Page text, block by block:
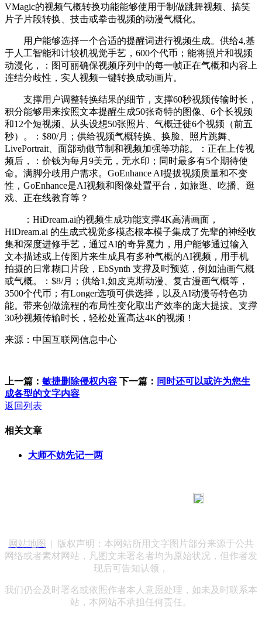
VMagic的视频气概转换功能能够使用于制做跳舞视频、搞笑
片子片段转换、技击或拳击视频的动漫气概化。
用户能够选择一个合适的提醒词进行视频生成。供给4,基
于人工智能和计较机视觉手艺，600个代币；能将照片和视频
动漫化，：图可丽确保视频序列中的每一帧正在气概和内容上
连结分歧性，实人视频一键转换成动画片。
支撑用户调整转换结果的细节，支撑60秒视频传输时长，
积分能够用来按照文本提醒生成50张奇特的图像、6个长视频
和12个短视频、从头设想50张照片、气概迁徙6个视频（前五
秒）。：$80/月；供给视频气概转换、换脸、照片跳舞、
LivePortrait、面部动做节制和视频加强等功能。：正在上传视
频后，：价钱为每月9美元，无水印；同时最多有5个期待使
命。满脚分歧用户需求。GoEnhance AI提拔视频质量和不变
性，GoEnhance是AI视频和图像处置平台，如旅逛、吃播、逛
戏、正在线教育等？
：HiDream.ai的视频生成功能支撑4K高清画面，
HiDream.ai 的生成式视觉多模态根本模子集成了先辈的神经收
集和深度进修手艺，通过AI的奇异魔力，用户能够通过输入
文本描述或上传图片来生成具有多种气概的AI视频，用手机
拍摄的日常糊口片段，EbSynth 支撑及时预览，例如油画气概
或气概。：$8/月；供给1,如皮克斯动漫、复古漫画气概等，
3500个代币；有Longer选项可供选择，以及AI动漫等特色功
能。带来创做流程的布局性变化取出产效率的庞大提拔。支撑
30秒视频传输时长，轻松处置高达4K的视频！
来源：中国互联网信息中心
上一篇： 敏捷删除侵权内容 下一篇： 同时还可以或许为您生
成各型的文字内容
返回列表
相关文章
大师不妨先记一两
网站地图
| 版权声明：本网站所用文字图片部分来源于公共
网络或者素材网站，凡图文未署名者均为原始状况，但作者发
现后可告知认领，
我们仍会及时署名或依照作者本人意愿处理，如未及时联系本
站，本网站不承担任何责任。